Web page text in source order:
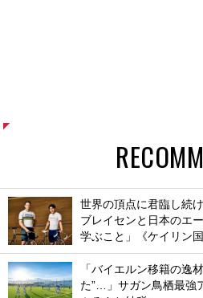
世界の頂点に君臨し続
ブレイセンと日本のエ
学ぶこと」《ケイリン
「バイエルン移籍の逸
た”…」サガン鳥栖最強